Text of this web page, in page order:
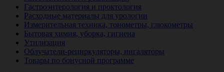
Гастроэнтерология и проктология
Расходные материалы для урологии
Измерительная техника, тонометры, глюкометры
Бытовая химия, уборка, гигиена
Утилизация
Облучатели-рециркуляторы, ингаляторы
Товары по бонусной программе